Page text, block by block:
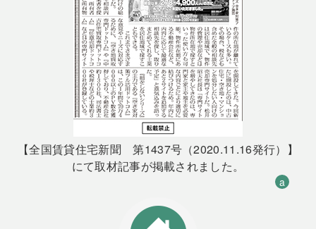
【全国賃貸住宅新聞 第1437号（2020.11.16発行）】
にて取材記事が掲載されました。
a